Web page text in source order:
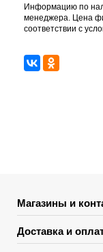
Информацию по
менеджера. Цена
соответствии с
Магазины и
Доставка и